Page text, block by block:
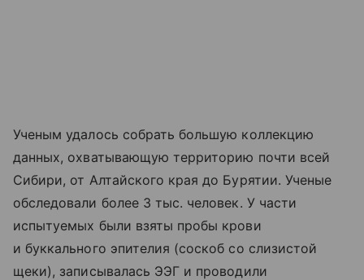
Ученым удалось собрать большую коллекцию
данных, охватывающую территорию почти всей
Сибири, от Алтайского края до Бурятии. Ученые
обследовали более 3 тыс. человек. У части
испытуемых были взяты пробы крови
и буккального эпителия (соскоб со слизистой
щеки), записывалась ЭЭГ и проводили